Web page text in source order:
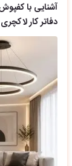
آشنایی با
دفاتر کار لاکچری